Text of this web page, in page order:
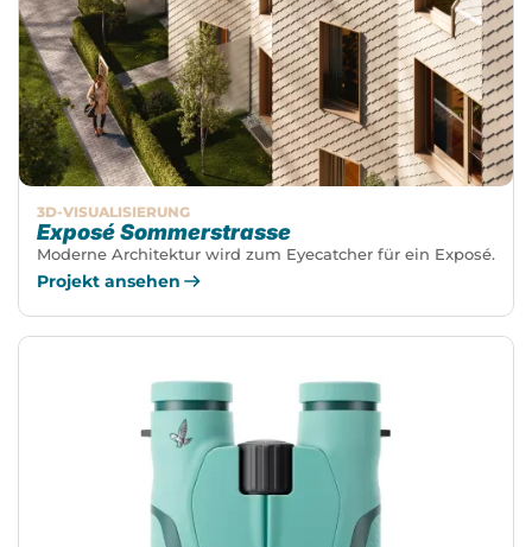
3D-VISUALISIERUNG
Exposé Sommerstrasse
Moderne Architektur wird zum Eyecatcher für ein Exposé.
Projekt ansehen